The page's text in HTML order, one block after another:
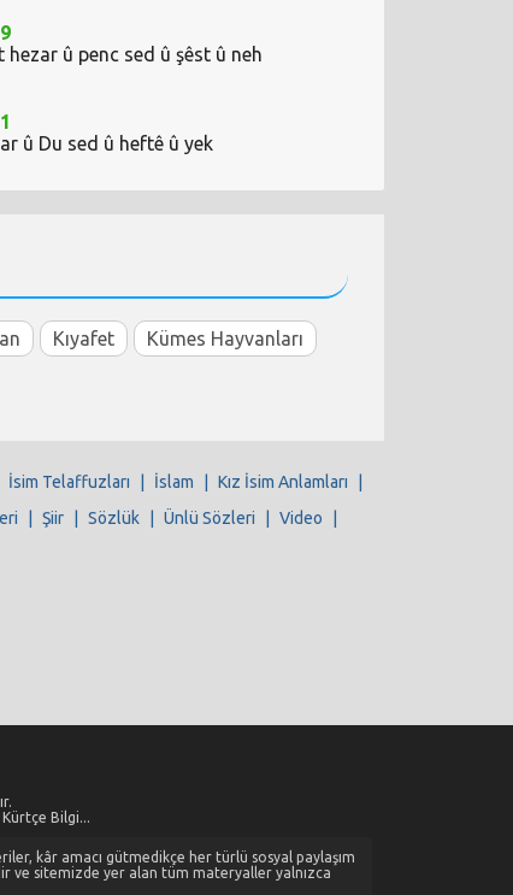
hezar û penc sed û şêst û neh
û Du sed û heftê û yek
Kıyafet
Kümes Hayvanları
İsim Telaffuzları İslam Kız İsim Anlamları
Şiir Sözlük Ünlü Sözleri Video
Bilgi...
kâr amacı gütmedikçe her türlü sosyal paylaşım
ve sitemizde yer alan tüm materyaller yalnızca